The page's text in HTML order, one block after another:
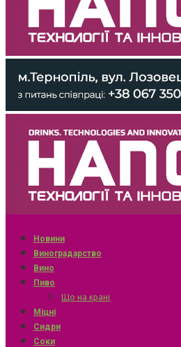
Новини
Виноградарство
Вино
Пиво
Що на крані
Міцні
Сидри
Соки